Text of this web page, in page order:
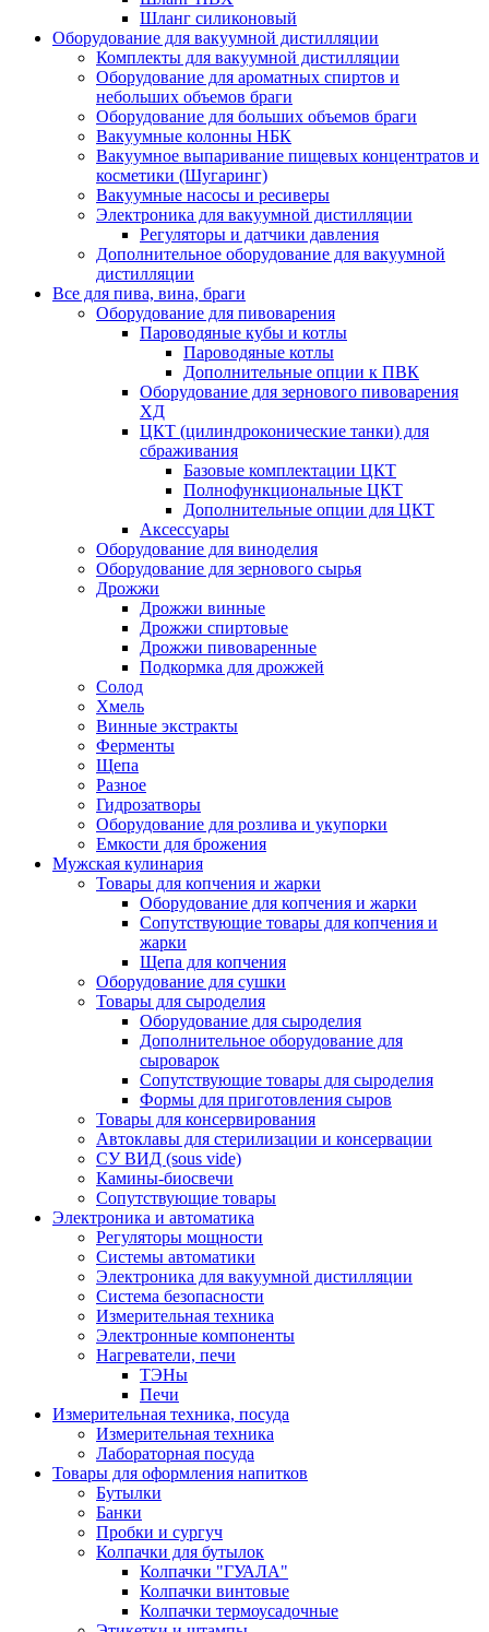
Шланг силиконовый
Оборудование для вакуумной дистилляции
Комплекты для вакуумной дистилляции
Оборудование для ароматных спиртов и
небольших объемов браги
Оборудование для больших объемов браги
Вакуумные колонны НБК
Вакуумное выпаривание пищевых концентратов и
косметики (Шугаринг)
Вакуумные насосы и ресиверы
Электроника для вакуумной дистилляции
Регуляторы и датчики давления
Дополнительное оборудование для вакуумной
дистилляции
Все для пива, вина, браги
Оборудование для пивоварения
Пароводяные кубы и котлы
Пароводяные котлы
Дополнительные опции к ПВК
Оборудование для зернового пивоварения
ХД
ЦКТ (цилиндроконические танки) для
сбраживания
Базовые комплектации ЦКТ
Полнофункциональные ЦКТ
Дополнительные опции для ЦКТ
Аксессуары
Оборудование для виноделия
Оборудование для зернового сырья
Дрожжи
Дрожжи винные
Дрожжи спиртовые
Дрожжи пивоваренные
Подкормка для дрожжей
Солод
Хмель
Винные экстракты
Ферменты
Щепа
Разное
Гидрозатворы
Оборудование для розлива и укупорки
Емкости для брожения
Мужская кулинария
Товары для копчения и жарки
Оборудование для копчения и жарки
Сопутствующие товары для копчения и
жарки
Щепа для копчения
Оборудование для сушки
Товары для сыроделия
Оборудование для сыроделия
Дополнительное оборудование для
сыроварок
Сопутствующие товары для сыроделия
Формы для приготовления сыров
Товары для консервирования
Автоклавы для стерилизации и консервации
СУ ВИД (sous vide)
Камины-биосвечи
Сопутствующие товары
Электроника и автоматика
Регуляторы мощности
Системы автоматики
Электроника для вакуумной дистилляции
Система безопасности
Измерительная техника
Электронные компоненты
Нагреватели, печи
ТЭНы
Печи
Измерительная техника, посуда
Измерительная техника
Лабораторная посуда
Товары для оформления напитков
Бутылки
Банки
Пробки и сургуч
Колпачки для бутылок
Колпачки "ГУАЛА"
Колпачки винтовые
Колпачки термоусадочные